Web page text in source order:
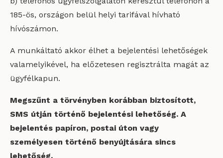
185-ös, országon belül helyi tarifával hívható
hívószámon.
A munkáltató akkor élhet a bejelentési lehetőségek
valamelyikével, ha előzetesen regisztrálta magát az
ügyfélkapun.
Megszűnt a törvényben korábban biztosított,
SMS útján történő bejelentési lehetőség. A
bejelentés papíron, postai úton vagy
személyesen történő benyújtására sincs
lehetőség.